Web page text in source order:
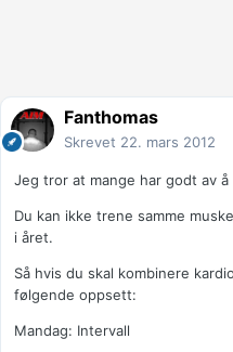
Fanthomas
Skrevet 22. mars 2012
Jeg tror at mange har godt av
Du kan ikke trene samme
i året.
Så hvis du skal kombinere
følgende oppsett:
Mandag: Intervall